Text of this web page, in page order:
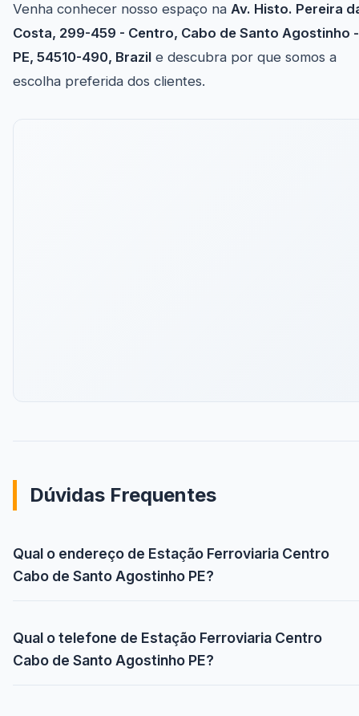
Venha conhecer nosso espaço na Av. Histo. Pereira
Costa, 299-459 - Centro, Cabo de Santo Agostinho -
PE, 54510-490, Brazil e descubra por que somos a
escolha preferida dos clientes.
Dúvidas Frequentes
Qual o endereço de Estação Ferroviaria Centro
Cabo de Santo Agostinho PE?
Qual o telefone de Estação Ferroviaria Centro
Cabo de Santo Agostinho PE?